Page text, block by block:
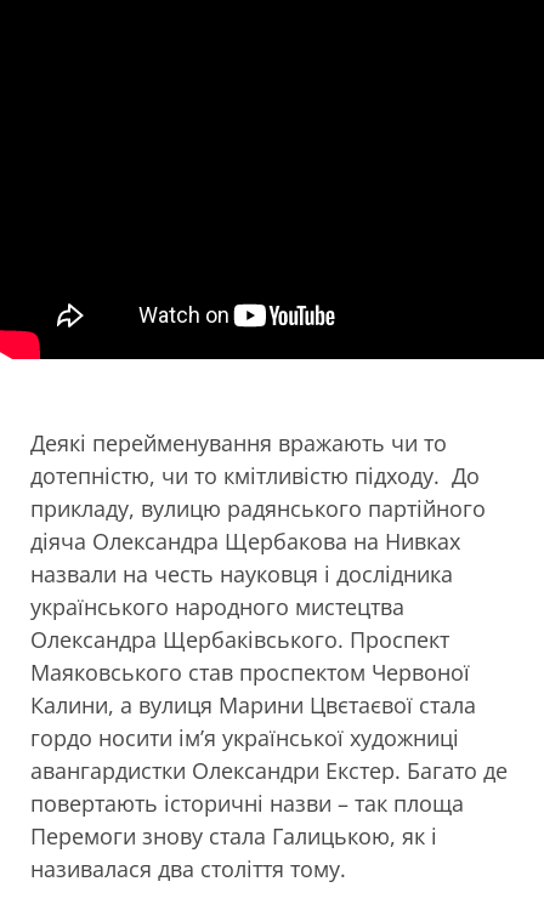
Деякі перейменування вражають чи то
дотепністю, чи то кмітливістю підходу. До
прикладу, вулицю радянського партійного
діяча Олександра Щербакова на Нивках
назвали на честь науковця і дослідника
українського народного мистецтва
Олександра Щербаківського. Проспект
Маяковського став проспектом Червоної
Калини, а вулиця Марини Цвєтаєвої стала
гордо носити ім’я української художниці
авангардистки Олександри Екстер. Багато де
повертають історичні назви – так площа
Перемоги знову стала Галицькою, як і
називалася два століття тому.